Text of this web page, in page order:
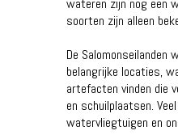
wateren zijn nog een
soorten zijn alleen
De Salomonseilanden
belangrijke locaties,
artefacten vinden die
en schuilplaatsen.
watervliegtuigen en